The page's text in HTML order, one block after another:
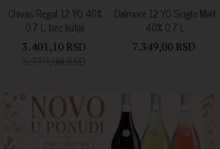
Chivas Regal 12 YO 40%
0.7 L, bez kutije
3.401,10 RSD
Dalmore 12 YO Single Malt
40% 0.7 L
7.349,00 RSD